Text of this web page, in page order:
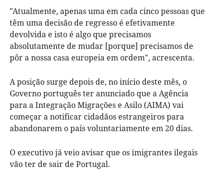
"Atualmente, apenas uma em cada cinco pessoas que
têm uma decisão de regresso é efetivamente
devolvida e isto é algo que precisamos
absolutamente de mudar [porque] precisamos de
pôr a nossa casa europeia em ordem", acrescenta.
A posição surge depois de, no início deste mês, o
Governo português ter anunciado que a Agência
para a Integração Migrações e Asilo (AIMA) vai
começar a notificar cidadãos estrangeiros para
abandonarem o país voluntariamente em 20 dias.
O executivo já veio avisar que os imigrantes ilegais
vão ter de sair de Portugal.